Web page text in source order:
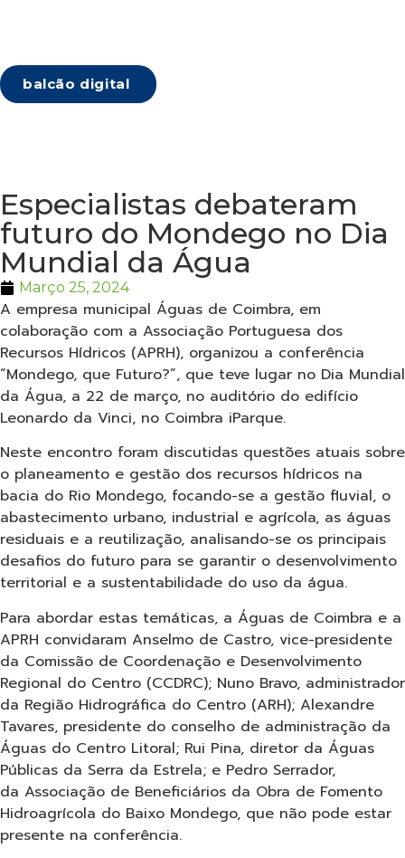
balcão digital
Especialistas debateram
futuro do Mondego no Dia
Mundial da Água
Março 25, 2024
A empresa municipal Águas de Coimbra, em
colaboração com a Associação Portuguesa dos
Recursos Hídricos (APRH), organizou a conferência
“Mondego, que Futuro?”, que teve lugar no Dia Mundial
da Água, a 22 de março, no auditório do edifício
Leonardo da Vinci, no Coimbra iParque.
Neste encontro foram discutidas questões atuais sobre
o planeamento e gestão dos recursos hídricos na
bacia do Rio Mondego, focando-se a gestão fluvial, o
abastecimento urbano, industrial e agrícola, as águas
residuais e a reutilização, analisando-se os principais
desafios do futuro para se garantir o desenvolvimento
territorial e a sustentabilidade do uso da água.
Para abordar estas temáticas, a Águas de Coimbra e a
APRH convidaram Anselmo de Castro, vice-presidente
da Comissão de Coordenação e Desenvolvimento
Regional do Centro (CCDRC); Nuno Bravo, administrador
da Região Hidrográfica do Centro (ARH); Alexandre
Tavares, presidente do conselho de administração da
Águas do Centro Litoral; Rui Pina, diretor da Águas
Públicas da Serra da Estrela; e Pedro Serrador,
da Associação de Beneficiários da Obra de Fomento
Hidroagrícola do Baixo Mondego, que não pode estar
presente na conferência.